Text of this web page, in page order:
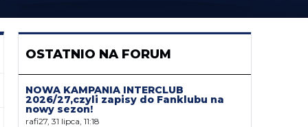
OSTATNIO NA FORUM
NOWA KAMPANIA INTERCLUB
2026/27,czyli zapisy do Fanklubu na
nowy sezon!
rafi27, 31 lipca, 11:18